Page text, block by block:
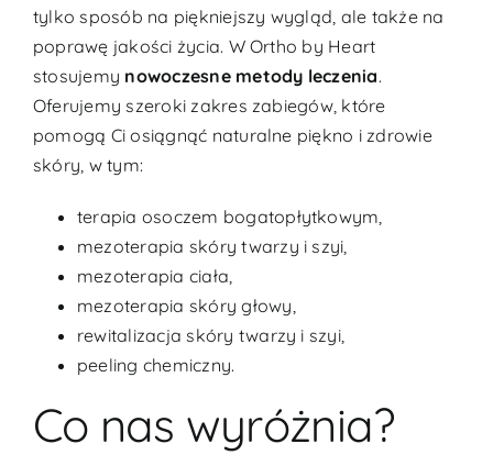
tylko sposób na piękniejszy wygląd, ale także na
poprawę jakości życia. W Ortho by Heart
stosujemy nowoczesne metody leczenia.
Oferujemy szeroki zakres zabiegów, które
pomogą Ci osiągnąć naturalne piękno i zdrowie
skóry, w tym:
terapia osoczem bogatopłytkowym,
mezoterapia skóry twarzy i szyi,
mezoterapia ciała,
mezoterapia skóry głowy,
rewitalizacja skóry twarzy i szyi,
peeling chemiczny.
Co nas wyróżnia?